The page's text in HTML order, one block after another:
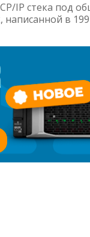
IP стека под
в